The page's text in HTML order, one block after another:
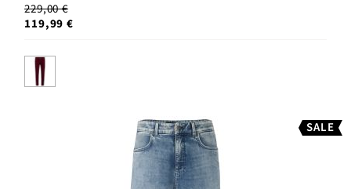
229,00 €
119,99 €
SALE